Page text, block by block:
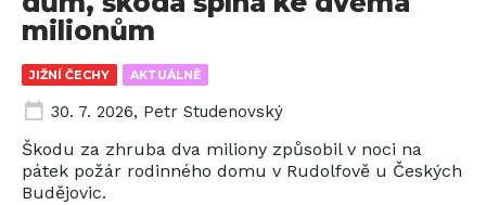
JIŽNÍ ČECHY AKTUÁLNĚ
milionům
30. 7. 2026, Petr Studenovský
Škodu za zhruba dva miliony způsobil v noci na
pátek požár rodinného domu v Rudolfově u Českých
Budějovic.